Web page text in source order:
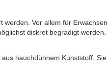
Vor allem für
diskret begradigt
hauchdünnem Kunststoff.